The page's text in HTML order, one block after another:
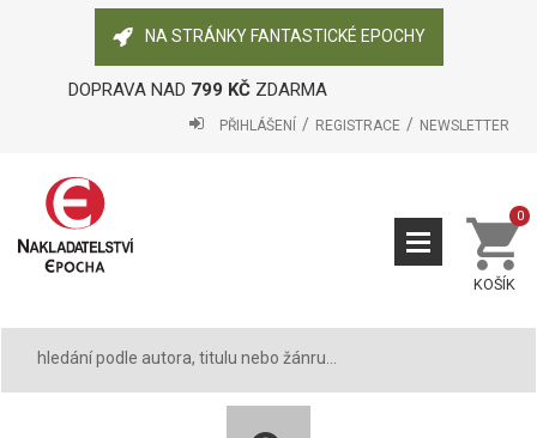
NA STRÁNKY FANTASTICKÉ EPOCHY
DOPRAVA NAD 799 KČZDARMA
PŘIHLÁŠENÍ REGISTRACE NEWSLETTER
KOŠÍK
0